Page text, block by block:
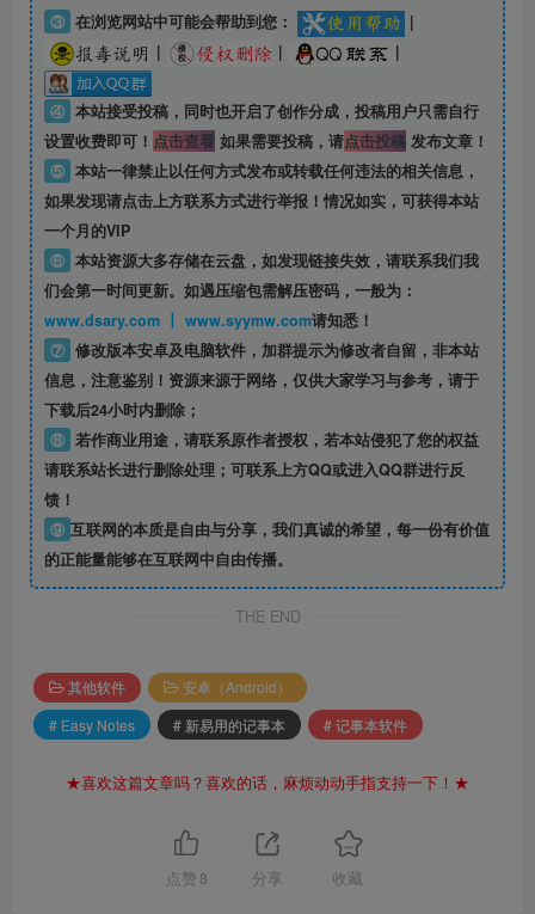
③ 在浏览网站中可能会帮助到您：
|
|
| |
④ 本站接受投稿，同时也开启了创作分成，投稿用户只需自行
设置收费即可！ 点击查看如果需要投稿，请点击投稿发布文章！
⑤ 本站一律禁止以任何方式发布或转载任何违法的相关信息，
如果发现请点击上方联系方式进行举报！情况如实，可获得本站
一个月的VIP
⑥ 本站资源大多存储在云盘，如发现链接失效，请联系我们我
们会第一时间更新。如遇压缩包需解压密码，一般为：
www.dsary.com 丨 www.syymw.com请知悉！
⑦ 修改版本安卓及电脑软件，加群提示为修改者自留， 非本站
信息，注意鉴别！资源来源于网络，仅供大家学习与参考，请于
下载后24小时内删除；
⑧ 若作商业用途，请联系原作者授权，若本站侵犯了您的权益
请联系站长进行删除处理；可联系上方QQ或进入QQ群进行反
馈！
⑨ 互联网的本质是自由与分享，我们真诚的希望，每一份有价值
的正能量能够在互联网中自由传播。
THE END
其他软件
安卓（Android）
# Easy Notes
# 新易用的记事本 # 记事本软件
★喜欢这篇文章吗？喜欢的话，麻烦动动手指支持一下！★
点赞 8 分享 收藏